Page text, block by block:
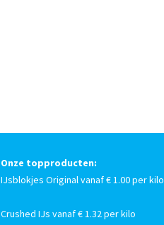
Onze topproducten:
IJsblokjes Original vanaf € 1.00 per kilo
Crushed IJs vanaf € 1.32 per kilo